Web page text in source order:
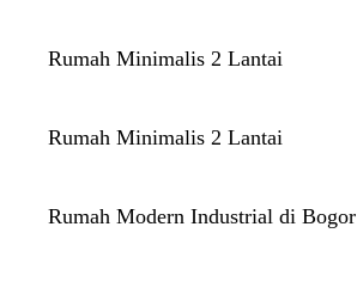
Rumah Minimalis 2 Lantai
Rumah Minimalis 2 Lantai
Rumah Modern Industrial di Bogor